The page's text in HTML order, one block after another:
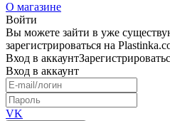
О магазине
Войти
Вы можете зайти в уже
зарегистрироваться на
Вход в аккаунт
Вход в аккаунт
VK